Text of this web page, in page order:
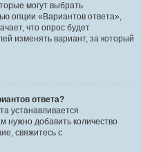
могут выбрать
опции «Вариантов ответа»,
что опрос будет
изменять вариант, за который
ответа?
устанавливается
нужно добавить количество
свяжитесь с